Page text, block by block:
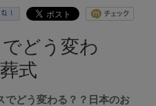
どう変わ
式
でどう変わる？？日本のお